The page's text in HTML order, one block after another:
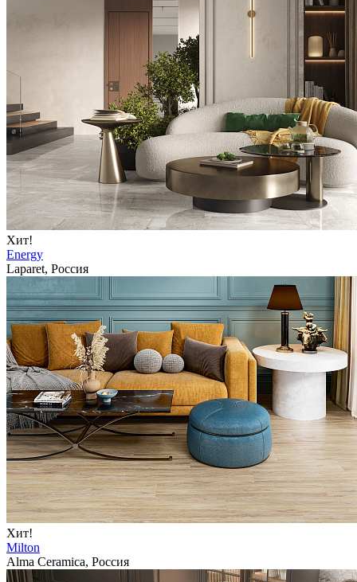
Хит!
Energy
Laparet, Россия
Хит!
Milton
Alma Ceramica, Россия